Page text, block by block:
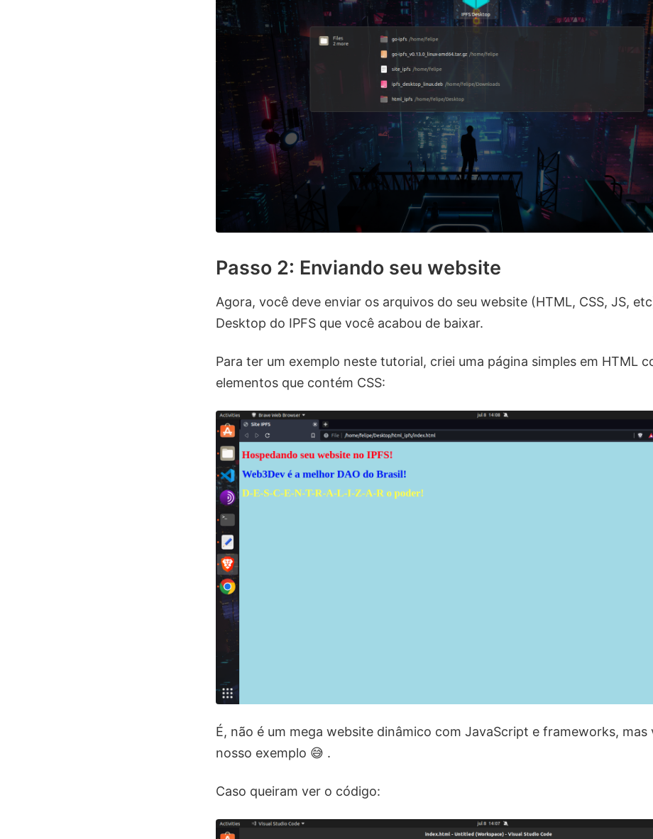
Passo 2: Enviando seu website
Agora, você deve enviar os arquivos do seu website (HTML, CSS, JS,
Desktop do IPFS que você acabou de baixar.
Para ter um exemplo neste tutorial, criei uma página simples em HTML
elementos que contém CSS:
É, não é um mega website dinâmico com JavaScript e frameworks, mas
nosso exemplo 😅 .
Caso queiram ver o código: